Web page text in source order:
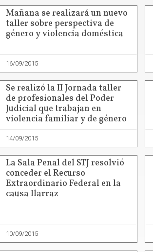
Mañana se realizará un nuevo
taller sobre perspectiva de
género y violencia doméstica
16/09/2015
Se realizó la II Jornada taller
de profesionales del Poder
Judicial que trabajan en
violencia familiar y de género
14/09/2015
La Sala Penal del STJ resolvió
conceder el Recurso
Extraordinario Federal en la
causa Ilarraz
10/09/2015